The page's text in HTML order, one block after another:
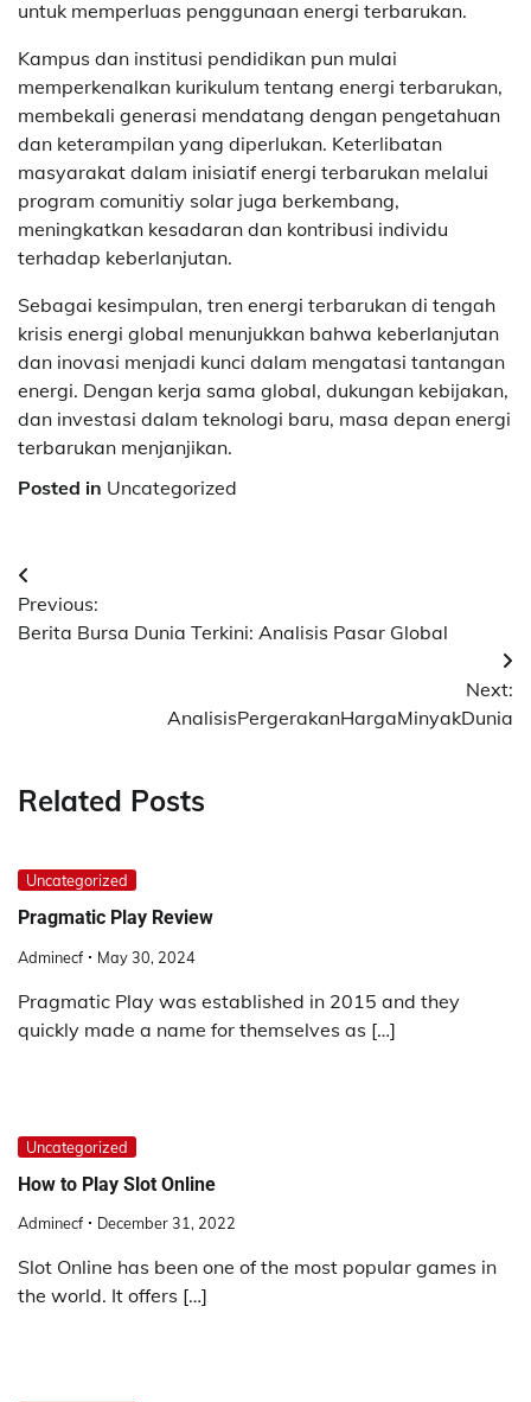
untuk memperluas penggunaan energi terbarukan.
Kampus dan institusi pendidikan pun mulai
memperkenalkan kurikulum tentang energi terbarukan,
membekali generasi mendatang dengan pengetahuan
dan keterampilan yang diperlukan. Keterlibatan
masyarakat dalam inisiatif energi terbarukan melalui
program comunitiy solar juga berkembang,
meningkatkan kesadaran dan kontribusi individu
terhadap keberlanjutan.
Sebagai kesimpulan, tren energi terbarukan di tengah
krisis energi global menunjukkan bahwa keberlanjutan
dan inovasi menjadi kunci dalam mengatasi tantangan
energi. Dengan kerja sama global, dukungan kebijakan,
dan investasi dalam teknologi baru, masa depan energi
terbarukan menjanjikan.
Posted in Uncategorized
Post
navigation
Previous:
Berita Bursa Dunia Terkini: Analisis Pasar Global
Next:
AnalisisPergerakanHargaMinyakDunia
Related Posts
Uncategorized
Pragmatic Play Review
Adminecf May 30, 2024
Pragmatic Play was established in 2015 and they
quickly made a name for themselves as […]
Uncategorized
How to Play Slot Online
Adminecf December 31, 2022
Slot Online has been one of the most popular games in
the world. It offers […]